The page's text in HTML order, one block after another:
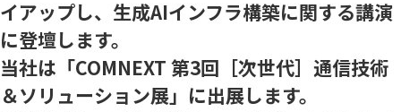
イアップし、生成AIインフラ構築に関する講演
に登壇します。
当社は「COMNEXT 第3回［次世代］通信技術
＆ソリューション展」に出展します。